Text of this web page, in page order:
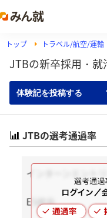
トップ トラベル/航空/運輸
JTBの新卒採用・就
体験記を投稿する
JTBの選考通過率